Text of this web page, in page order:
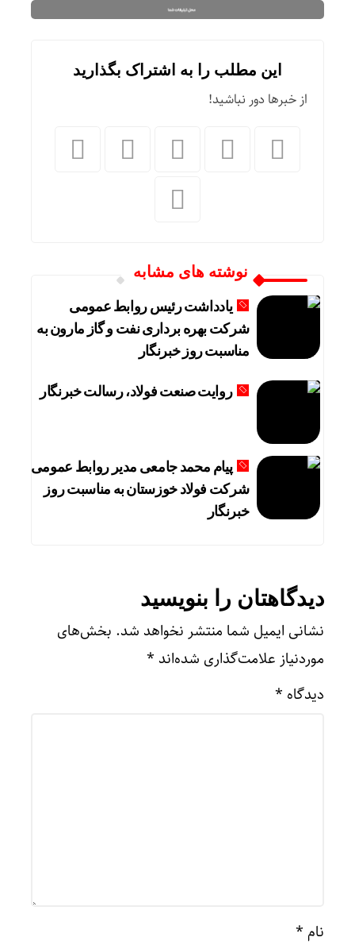
این مطلب را به اشتراک بگذارید
از خبرها دور نباشید!
نوشته های مشابه
یادداشت رئیس روابط عمومی
شرکت بهره برداری نفت و گاز مارون به
مناسبت روز خبرنگار
روایت صنعت فولاد،‌ رسالت خبرنگار
پیام محمد جامعی مدیر روابط عمومی
شرکت فولاد خوزستان به مناسبت روز
خبرنگار
دیدگاهتان را بنویسید
نشانی ایمیل شما منتشر نخواهد شد. بخش‌های
موردنیاز علامت‌گذاری شده‌اند *
دیدگاه *
نام *